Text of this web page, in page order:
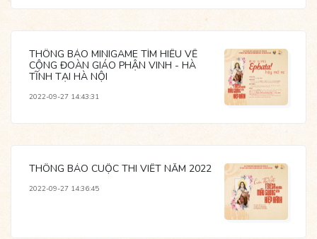
THÔNG BÁO MINIGAME TÌM HIỂU VỀ
CỘNG ĐOÀN GIÁO PHẬN VINH - HÀ
TĨNH TẠI HÀ NỘI
2022-09-27 14:43:31
THÔNG BÁO CUỘC THI VIẾT NĂM 2022
2022-09-27 14:36:45